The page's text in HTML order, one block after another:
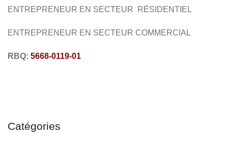
ENTREPRENEUR EN SECTEUR RÉSIDENTIEL
ENTREPRENEUR EN SECTEUR COMMERCIAL
RBQ: 5668-0119-01
Catégories